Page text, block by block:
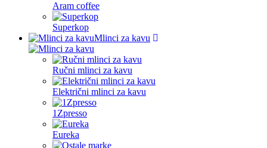
Aram coffee
Superkop
Mlinci za kavu
Ručni mlinci za kavu
Električni mlinci za kavu
1Zpresso
Eureka